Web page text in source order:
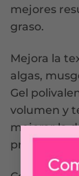
mejores
graso.
Mejora la
algas,
Gel
volumen y
mejorar la
producto